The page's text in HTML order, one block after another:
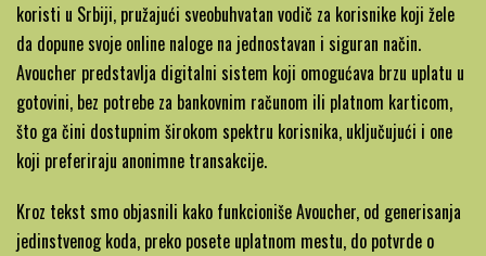
koristi u Srbiji, pružajući sveobuhvatan vodič za korisnike koji žele
da dopune svoje online naloge na jednostavan i siguran način.
Avoucher predstavlja digitalni sistem koji omogućava brzu uplatu u
gotovini, bez potrebe za bankovnim računom ili platnom karticom,
što ga čini dostupnim širokom spektru korisnika, uključujući i one
koji preferiraju anonimne transakcije.
Kroz tekst smo objasnili kako funkcioniše Avoucher, od generisanja
jedinstvenog koda, preko posete uplatnom mestu, do potvrde o